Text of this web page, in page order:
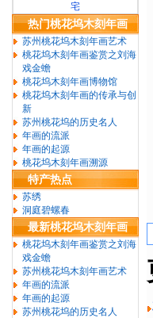
宅
热门桃花坞木刻年画
苏州桃花坞木刻年画艺术
桃花坞木刻年画鉴赏之刘海
戏金蟾
桃花坞木刻年画博物馆
桃花坞木刻年画的传承与创
新
苏州桃花坞的历史名人
年画的流派
年画的起源
桃花坞木刻年画溯源
特产热点
苏绣
洞庭碧螺春
最新桃花坞木刻年画
桃花坞木刻年画鉴赏之刘海
戏金蟾
苏州桃花坞木刻年画艺术
年画的流派
年画的起源
苏州桃花坞的历史名人